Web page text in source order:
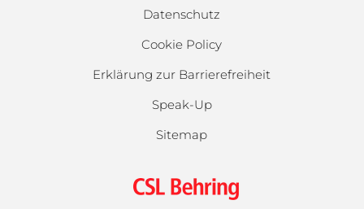
Datenschutz
Cookie Policy
Erklärung zur Barrierefreiheit
Speak-Up
Sitemap